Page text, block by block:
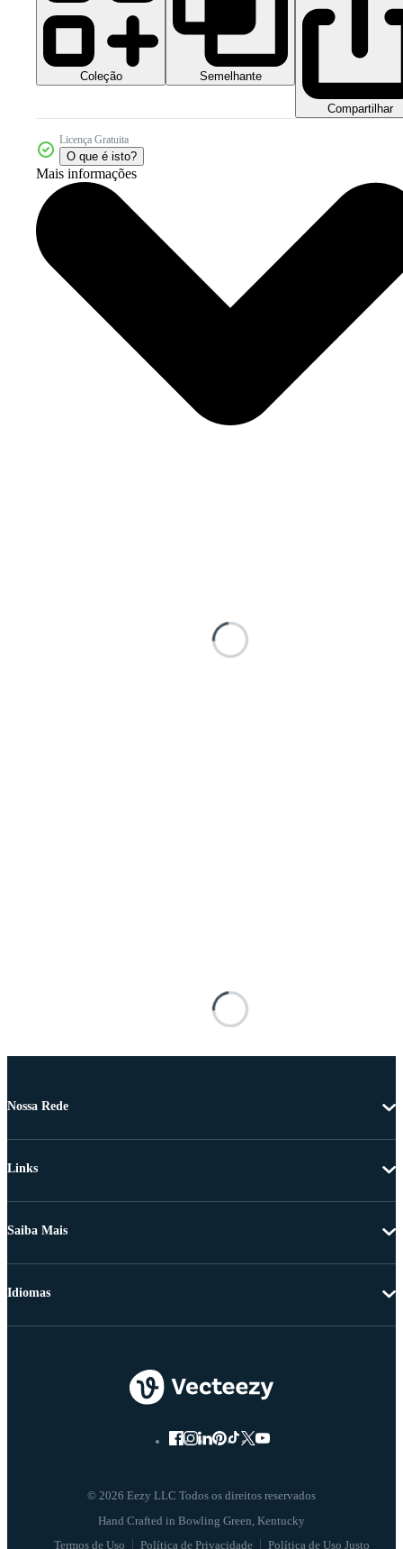
Coleção Semelhante
Compartilhar
Licença Gratuita
O que é isto?
Mais informações
Nossa Rede
Links
Saiba Mais
© 2026 Eezy LLC Todos os direitos reservados
Termos de Uso Política de Privacidade Política de Uso Justo
Idiomas